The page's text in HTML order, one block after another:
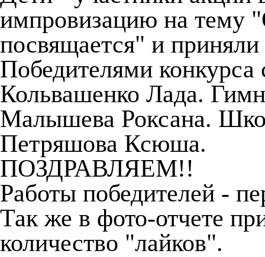
импровизацию на тему
посвящается" и
Победителями конкурса
Кольвашенко Лада.
Малышева Роксана.
Петряшова Ксюша.
ПОЗДРАВЛЯЕМ!!
Работы победителей -
Так же в фото-отчете
количество "лайков".